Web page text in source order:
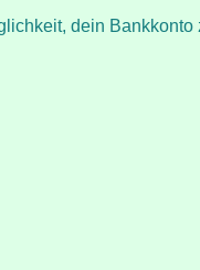
dein Bankkonto